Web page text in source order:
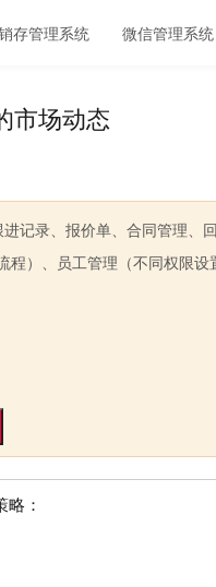
存管理系统 微信管理系统
市场动态
记录、报价单、合同管理、
程）、员工管理（不同权限设
：